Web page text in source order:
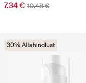
7.34 € 10.48 €
30% Allahindlust